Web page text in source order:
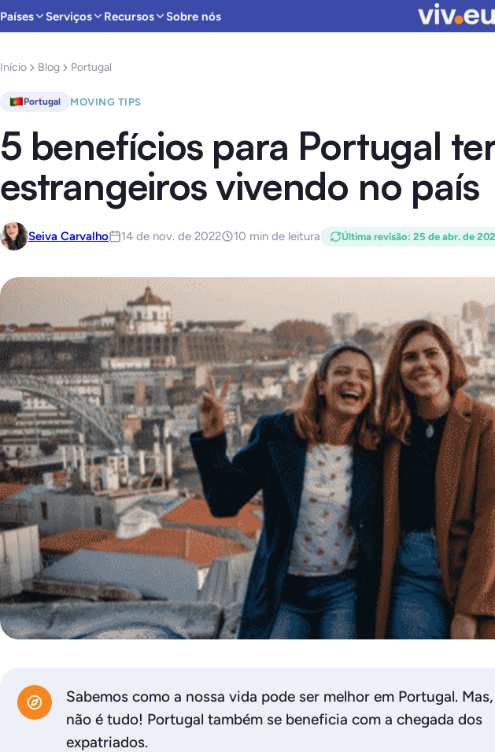
Países Serviços Recursos Sobre nós
Início Blog Portugal
Portugal MOVING TIPS
5 benefícios para Portugal
estrangeiros vivendo no país
Seiva Carvalho 14 de nov. de 2022 10 min de leitura Última revisão: 25 de abr. de
Sabemos como a nossa vida pode ser melhor em Portugal.
não é tudo! Portugal também se beneficia com a chegada dos
expatriados.